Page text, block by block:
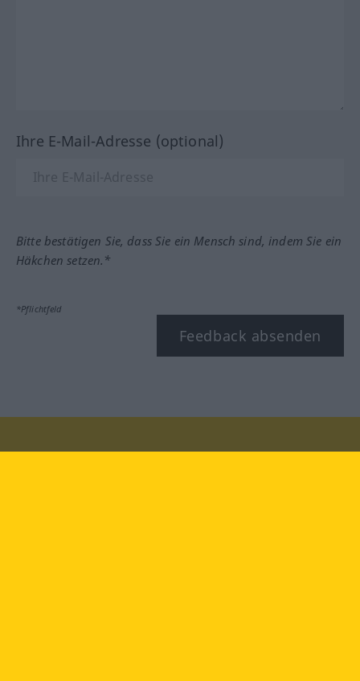
Ihre E-Mail-Adresse (optional)
Bitte bestätigen Sie, dass Sie ein Mensch sind, indem Sie ein
Häkchen setzen.*
*Pflichtfeld
Feedback absenden